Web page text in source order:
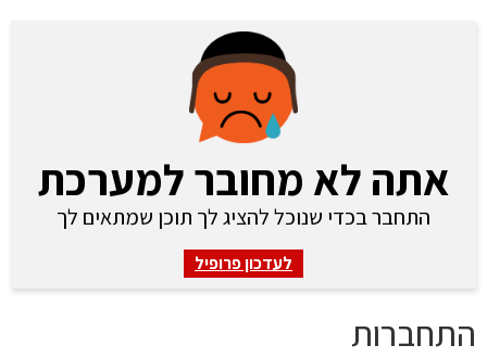
אתה לא מחובר למערכת
התחבר בכדי שנוכל להציג לך תוכן שמתאים לך
לעדכון פרופיל
התחברות